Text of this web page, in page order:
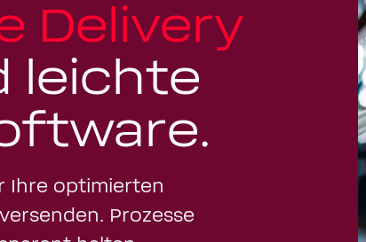
Delivery
leichte
Ihre optimierten
Prozesse